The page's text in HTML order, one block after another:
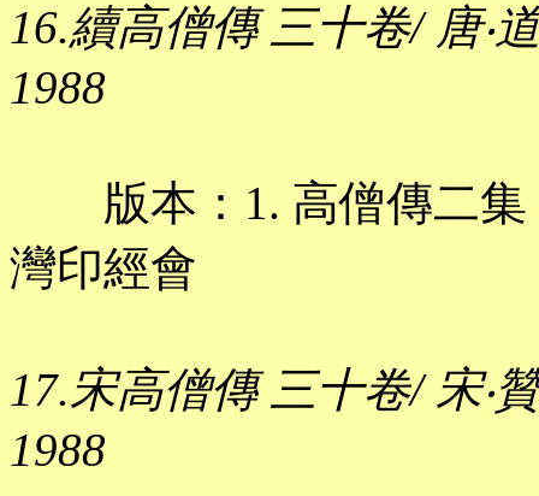
16.續高僧傳 三十卷/ 唐‧
1988
版本：1. 高僧傳二集
灣印經會
17.宋高僧傳 三十卷/ 宋‧
1988